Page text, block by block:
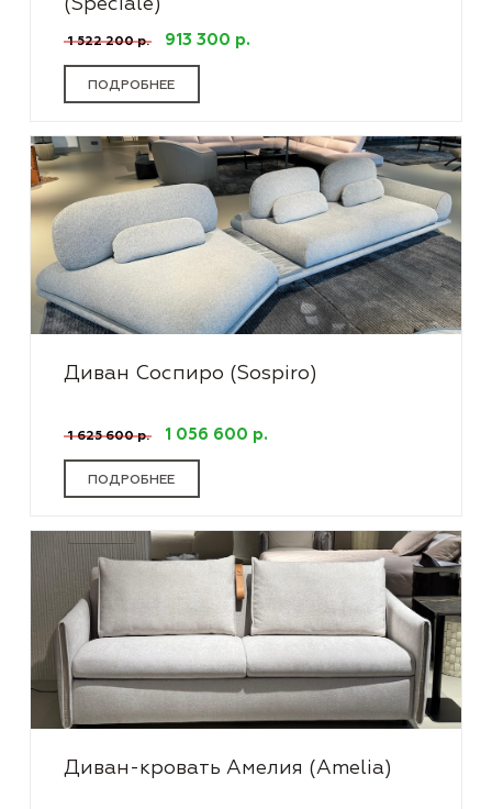
(Speciale)
1 522 200 р. 913 300 р.
ПОДРОБНЕЕ
Диван Соспиро (Sospiro)
1 625 600 р. 1 056 600 р.
ПОДРОБНЕЕ
Диван-кровать Амелия (Amelia)